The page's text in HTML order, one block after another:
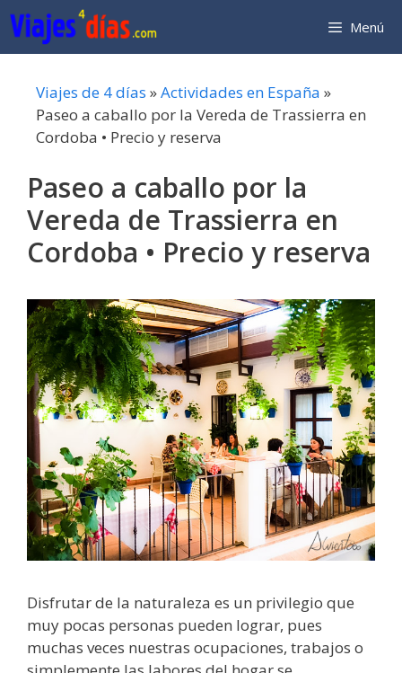
Saltar
al
contenido
Menú
Viajes de 4 días »Actividades en España »
Paseo a caballo por la Vereda de Trassierra en
Cordoba • Precio y reserva
Paseo a caballo por la
Vereda de Trassierra en
Cordoba • Precio y reserva
Disfrutar de la naturaleza es un privilegio que
muy pocas personas pueden lograr, pues
muchas veces nuestras ocupaciones, trabajos o